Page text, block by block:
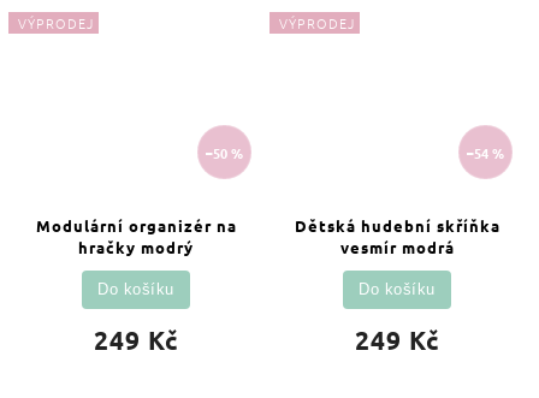
VÝPRODEJ
–50 %
Modulární organizér na
hračky modrý
249 Kč
Do košíku
VÝPRODEJ
–54 %
Dětská hudební skříňka
vesmír modrá
249 Kč
Do košíku